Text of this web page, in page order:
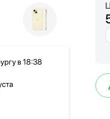
в 18:38